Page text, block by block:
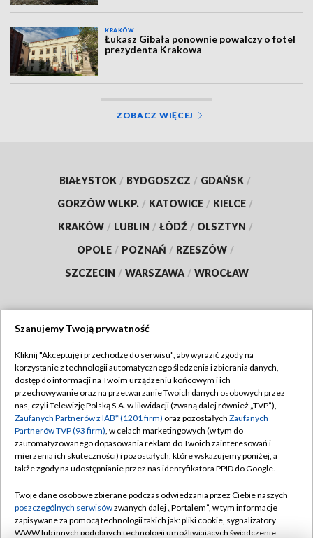
KRAKÓW
Łukasz Gibała ponownie powalczy o fotel
prezydenta Krakowa
ZOBACZ WIĘCEJ
BIAŁYSTOK / BYDGOSZCZ / GDAŃSK /
GORZÓW WLKP. / KATOWICE / KIELCE /
KRAKÓW / LUBLIN / ŁÓDŹ / OLSZTYN /
OPOLE / POZNAŃ / RZESZÓW /
SZCZECIN / WARSZAWA / WROCŁAW
TVP
Abonament TVP
Emisja w TVP
Centrum informacji TVP
Naziemna Telewizja Cyfrowa
Rada Programowa
System NOS
Regulamin TVP
Polityka prywatności
Moje zgody
Pomoc
Kontakt
Szanujemy Twoją prywatność
Kliknij "Akceptuję i przechodzę do serwisu", aby wyrazić zgody na
korzystanie z technologii automatycznego śledzenia i zbierania danych,
dostęp do informacji na Twoim urządzeniu końcowym i ich
przechowywanie oraz na przetwarzanie Twoich danych osobowych przez
nas, czyli Telewizję Polską S.A. w likwidacji (zwaną dalej również „TVP”),
Zaufanych Partnerów z IAB* (1201 firm) oraz pozostałych Zaufanych
Partnerów TVP (93 firm), w celach marketingowych (w tym do
zautomatyzowanego dopasowania reklam do Twoich zainteresowań i
mierzenia ich skuteczności) i pozostałych, które wskazujemy poniżej, a
także zgody na udostępnianie przez nas identyfikatora PPID do Google.
Twoje dane osobowe zbierane podczas odwiedzania przez Ciebie naszych
poszczególnych serwisówzwanych dalej „Portalem”, w tym informacje
zapisywane za pomocą technologii takich jak: pliki cookie, sygnalizatory
WWW lub innych podobnych technologii umożliwiających świadczenie